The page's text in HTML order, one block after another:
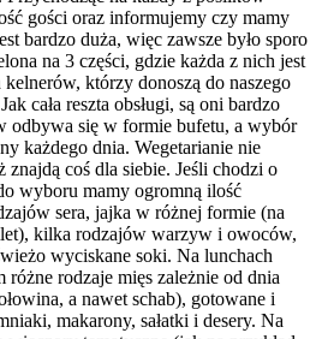
gości oraz informujemy czy mamy
bardzo duża, więc zawsze było sporo
na 3 części, gdzie każda z nich jest
którzy donoszą do naszego
cała reszta obsługi, są oni bardzo
odbywa się w formie bufetu, a wybór
każdego dnia. Wegetarianie nie
znajdą coś dla siebie. Jeśli chodzi o
wyboru mamy ogromną ilość
sera, jajka w różnej formie (na
kilka rodzajów warzyw i owoców,
wyciskane soki. Na lunchach
rodzaje mięs zależnie od dnia
a nawet schab), gotowane i
makarony, sałatki i desery. Na